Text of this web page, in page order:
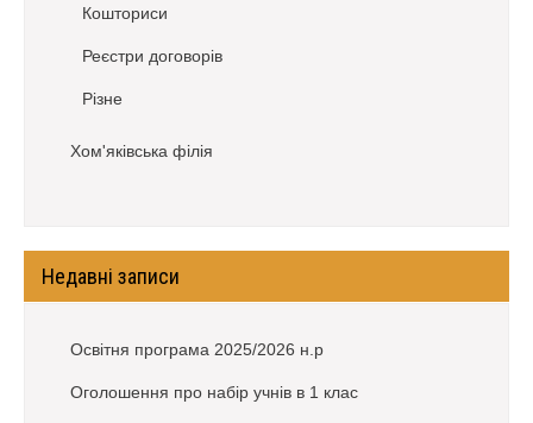
Кошториси
Реєстри договорів
Різне
Хом'яківська філія
Недавні записи
Освітня програма 2025/2026 н.р
Оголошення про набір учнів в 1 клас